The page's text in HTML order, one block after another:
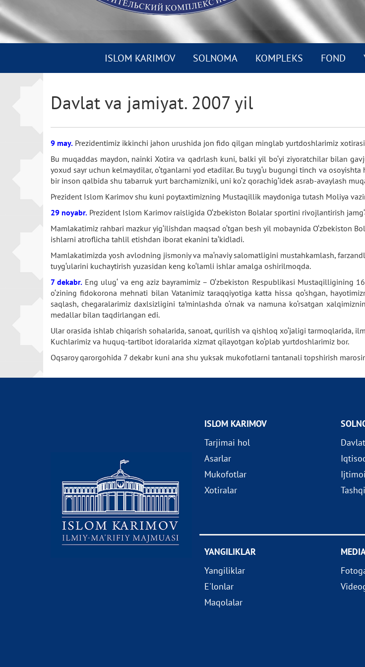
ISLOM KARIMOV SOLNOMA KOMPLEKS FOND
Davlat va jamiyat. 2007 yil
9 may. Prezidentimiz ikkinchi jahon urushida jon fido qilgan minglab yurtdoshlarimiz
Bu muqaddas maydon, nainki Xotira va qadrlash kuni, balki yil bo‘yi ziyoratchilar bilan
yoxud sayr uchun kelmaydilar, o‘tganlarni yod etadilar. Bu tuyg‘u bugungi tinch va
bir inson qalbida shu tabarruk yurt barchamizniki, uni ko‘z qorachig‘idek asrab-avaylash
Prezident Islom Karimov shu kuni poytaxtimizning Mustaqillik maydoniga tutash Moliya
29 noyabr. Prezident Islom Karimov raisligida O‘zbekiston Bolalar sportini rivojlantirish
Mamlakatimiz rahbari mazkur yig‘ilishdan maqsad o‘tgan besh yil mobaynida O‘zbekiston
ishlarni atroflicha tahlil etishdan iborat ekanini ta‘kidladi.
Mamlakatimizda yosh avlodning jismoniy va ma‘naviy salomatligini mustahkamlash,
tuyg‘ularini kuchaytirish yuzasidan keng ko‘lamli ishlar amalga oshirilmoqda.
7 dekabr. Eng ulug‘ va eng aziz bayramimiz – O‘zbekiston Respublikasi
o‘zining fidokorona mehnati bilan Vatanimiz taraqqiyotiga katta hissa qo‘shgan,
saqlash, chegaralarimiz daxlsizligini ta’minlashda o‘rnak va namuna ko‘rsatgan
medallar bilan taqdirlangan edi.
Ular orasida ishlab chiqarish sohalarida, sanoat, qurilish va qishloq xo‘jaligi tarmoqlarida,
Kuchlarimiz va huquq-tartibot idoralarida xizmat qilayotgan ko‘plab yurtdoshlarimiz bor.
Oqsaroy qarorgohida 7 dekabr kuni ana shu yuksak mukofotlarni tantanali topshirish
ISLOM KARIMOV
Tarjimai hol
Asarlar
Mukofotlar
Xotiralar
YANGILIKLAR
Yangiliklar
E'lonlar
Maqolalar